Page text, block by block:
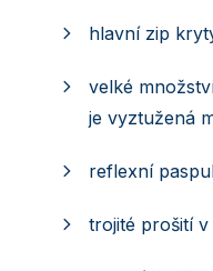
hlavní zip
velké
je vyztužená
reflexní
trojité prošití